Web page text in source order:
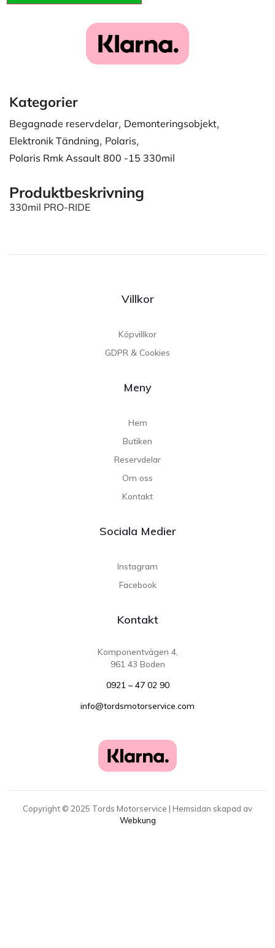
Kategorier
Begagnade reservdelar, Demonteringsobjekt,
Elektronik Tändning, Polaris,
Polaris Rmk Assault 800 -15 330mil
Produktbeskrivning
330mil PRO-RIDE
Villkor
Köpvillkor
GDPR & Cookies
Meny
Hem
Butiken
Reservdelar
Om oss
Kontakt
Sociala Medier
Instagram
Facebook
Kontakt
Komponentvägen 4,
961 43 Boden
0921 – 47 02 90
info@tordsmotorservice.com
Copyright © 2025 Tords Motorservice | Hemsidan skapad av
Webkung